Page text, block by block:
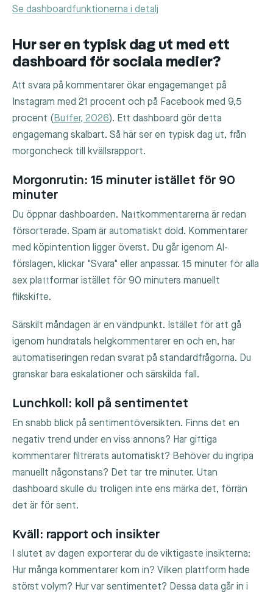
Se dashboardfunktionerna i detalj
Hur ser en typisk dag ut med ett
dashboard för sociala medier?
Att svara på kommentarer ökar engagemanget på
Instagram med 21 procent och på Facebook med 9,5
procent (Buffer, 2026). Ett dashboard gör detta
engagemang skalbart. Så här ser en typisk dag ut, från
morgoncheck till kvällsrapport.
Morgonrutin: 15 minuter istället för 90
minuter
Du öppnar dashboarden. Nattkommentarerna är redan
försorterade. Spam är automatiskt dold. Kommentarer
med köpintention ligger överst. Du går igenom AI-
förslagen, klickar "Svara" eller anpassar. 15 minuter för alla
sex plattformar istället för 90 minuters manuellt
flikskifte.
Särskilt måndagen är en vändpunkt. Istället för att gå
igenom hundratals helgkommentarer en och en, har
automatiseringen redan svarat på standardfrågorna. Du
granskar bara eskalationer och särskilda fall.
Lunchkoll: koll på sentimentet
En snabb blick på sentimentöversikten. Finns det en
negativ trend under en viss annons? Har giftiga
kommentarer filtrerats automatiskt? Behöver du ingripa
manuellt någonstans? Det tar tre minuter. Utan
dashboard skulle du troligen inte ens märka det, förrän
det är för sent.
Kväll: rapport och insikter
I slutet av dagen exporterar du de viktigaste insikterna:
Hur många kommentarer kom in? Vilken plattform hade
störst volym? Hur var sentimentet? Dessa data går in i